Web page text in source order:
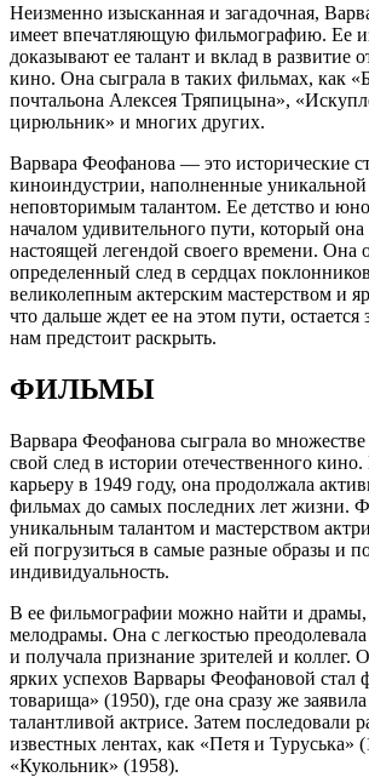
Неизменно изысканная и загадочная,
имеет впечатляющую фильмографию. Ее
доказывают ее талант и вклад в развитие
кино. Она сыграла в таких фильмах, как
почтальона Алексея Тряпицына»,
цирюльник» и многих других.
Варвара Феофанова — это исторические
киноиндустрии, наполненные
неповторимым талантом. Ее детство и
началом удивительного пути, который
настоящей легендой своего времени. Она
определенный след в сердцах
великолепным актерским мастерством и
что дальше ждет ее на этом пути, остается
нам предстоит раскрыть.
ФИЛЬМЫ
Варвара Феофанова сыграла во множестве
свой след в истории отечественного
карьеру в 1949 году, она продолжала
фильмах до самых последних лет жизни.
уникальным талантом и мастерством
ей погрузиться в самые разные образы и
индивидуальность.
В ее фильмографии можно найти и
мелодрамы. Она с легкостью
и получала признание зрителей и коллег.
ярких успехов Варвары Феофановой стал
товарища» (1950), где она сразу же
талантливой актрисе. Затем последовали
известных лентах, как «Петя и Туруська»
«Кукольник» (1958).